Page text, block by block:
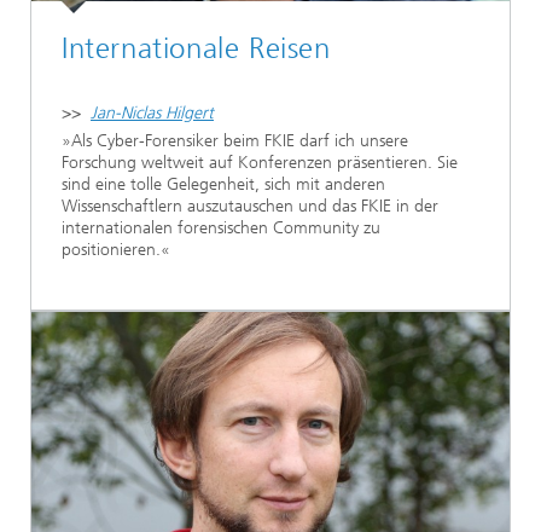
Internationale Reisen
>> Jan-Niclas Hilgert
»Als Cyber-Forensiker beim FKIE darf ich unsere
Forschung weltweit auf Konferenzen präsentieren. Sie
sind eine tolle Gelegenheit, sich mit anderen
Wissenschaftlern auszutauschen und das FKIE in der
internationalen forensischen Community zu
positionieren.«